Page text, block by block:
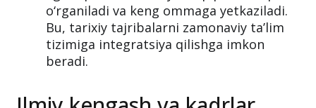
Jadidlarning ta’lim va tarbiya bo‘yicha
ilg‘or qarashlari ilmiy tadqiqotlar orqali
o‘rganiladi va keng ommaga yetkaziladi.